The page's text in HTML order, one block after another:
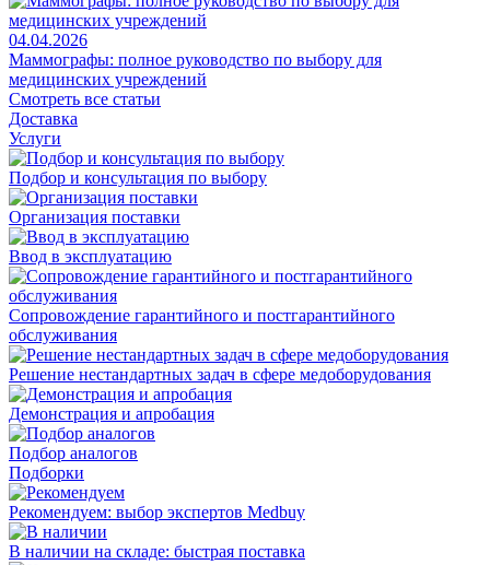
04.04.2026
Маммографы: полное руководство по выбору для
медицинских учреждений
Смотреть все статьи
Доставка
Услуги
Подбор и консультация по выбору
Организация поставки
Ввод в эксплуатацию
Сопровождение гарантийного и постгарантийного
обслуживания
Решение нестандартных задач в сфере медоборудования
Демонстрация и апробация
Подбор аналогов
Подборки
Рекомендуем: выбор экспертов Medbuy
В наличии на складе: быстрая поставка